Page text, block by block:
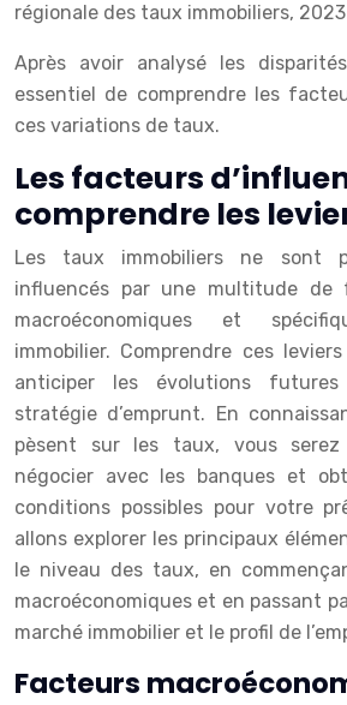
régionale des taux immobiliers, 2023
Après avoir analysé les
essentiel de comprendre les
ces variations de taux.
Les facteurs
comprendre les
Les taux immobiliers ne sont
influencés par une multitude
macroéconomiques et
immobilier. Comprendre ces
anticiper les évolutions
stratégie d’emprunt. En
pèsent sur les taux, vous
négocier avec les banques et
conditions possibles pour votre
allons explorer les principaux
le niveau des taux, en
macroéconomiques et en passant
marché immobilier et le profil de
Facteurs